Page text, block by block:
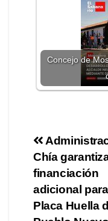
Concejo de
Chía
financiación
adicional
Placa Huella